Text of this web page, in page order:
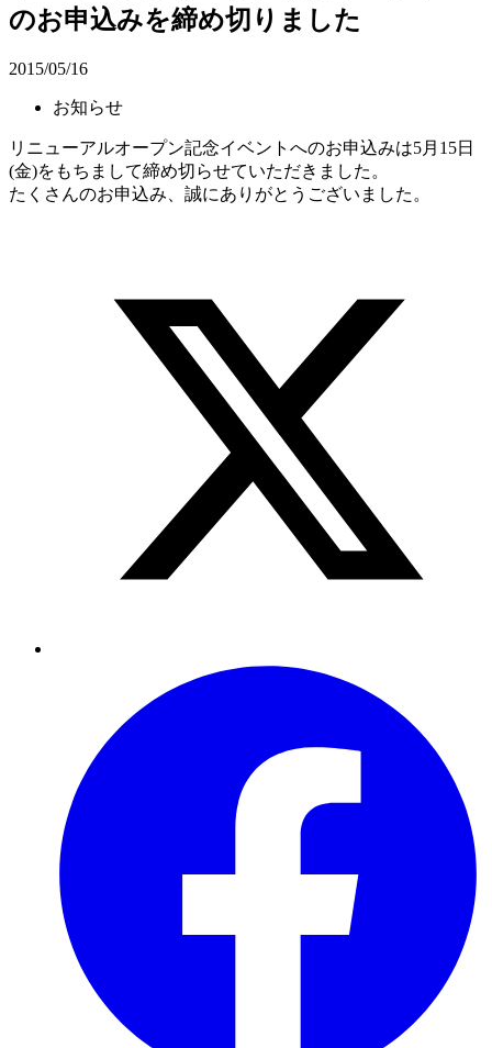
のお申込みを締め切りました
2015/05/16
お知らせ
リニューアルオープン記念イベントへのお申込みは5月15日
(金)をもちまして締め切らせていただきました。
たくさんのお申込み、誠にありがとうございました。